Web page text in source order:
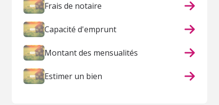
Frais de notaire
Capacité d'emprunt
Montant des mensualités
Estimer un bien